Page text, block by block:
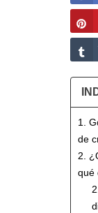
1.
de
2.
qué